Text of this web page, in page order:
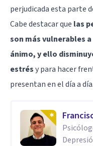
perjudicada esta parte
Cabe destacar que las
son más vulnerables
ánimo, y ello
estrésy para hacer
presentan en el día a día.